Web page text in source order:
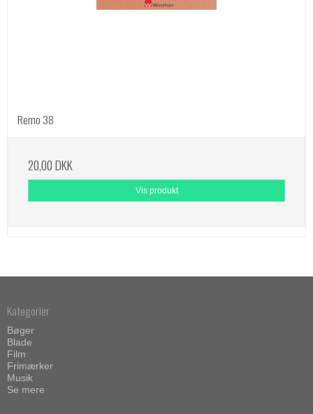
Remo 38
20,00 DKK
Vis produkt
Kategorier
Bøger
Blade
Film
Frimærker
Musik
Se mere